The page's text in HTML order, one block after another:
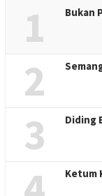
1 Bukan
2
3 Diding
Ketum